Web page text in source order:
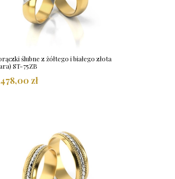
ślubne z żółtego i białego złota
ST-75ZB
zł